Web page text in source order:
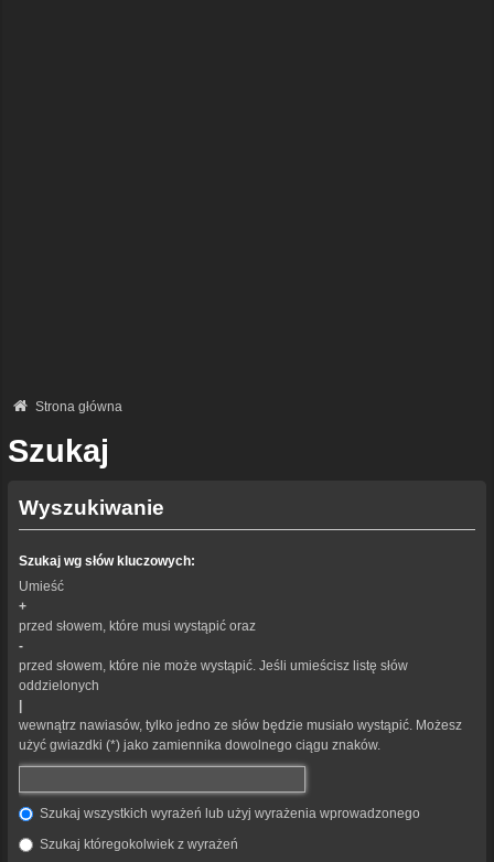
Strona główna
Szukaj
Wyszukiwanie
Szukaj wg słów kluczowych:
Umieść
+
przed słowem, które musi wystąpić oraz
-
przed słowem, które nie może wystąpić. Jeśli umieścisz listę słów
oddzielonych
wewnątrz nawiasów, tylko jedno ze słów będzie musiało wystąpić. Możesz
użyć gwiazdki (*) jako zamiennika dowolnego ciągu znaków.
Szukaj wszystkich wyrażeń lub użyj wyrażenia wprowadzonego
Szukaj któregokolwiek z wyrażeń